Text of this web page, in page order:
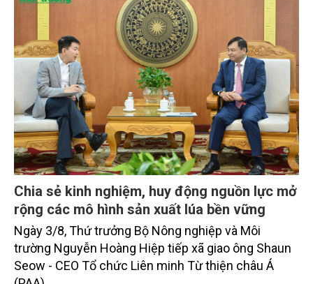
Chia sẻ kinh nghiệm, huy động nguồn lực mở
rộng các mô hình sản xuất lúa bền vững
Ngày 3/8, Thứ trưởng Bộ Nông nghiệp và Môi
trường Nguyễn Hoàng Hiệp tiếp xã giao ông Shaun
Seow - CEO Tổ chức Liên minh Từ thiện châu Á